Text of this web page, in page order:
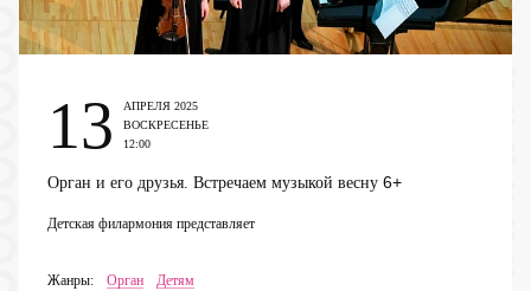
13
АПРЕЛЯ 2025
ВОСКРЕСЕНЬЕ
12:00
Орган и его друзья. Встречаем музыкой весну 6+
Детская филармония представляет
Жанры: Орган Детям